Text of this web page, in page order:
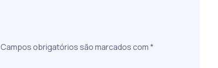
Campos obrigatórios são marcados com*